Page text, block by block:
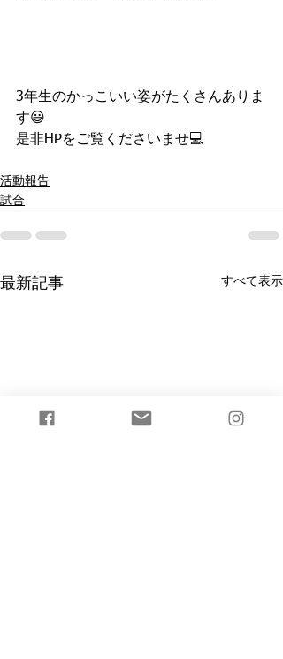
3年生のかっこいい姿がたくさんありま
す😃
是非HPをご覧くださいませ💻
活動報告
試合
最新記事 すべて表示